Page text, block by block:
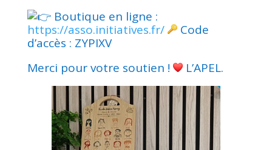
Boutique en ligne :
https://asso.initiatives.fr/
Code
d’accès : ZYPIXV
Merci pour votre soutien !
L’APEL.